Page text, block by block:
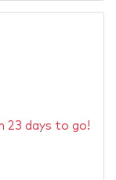
23 days to go!